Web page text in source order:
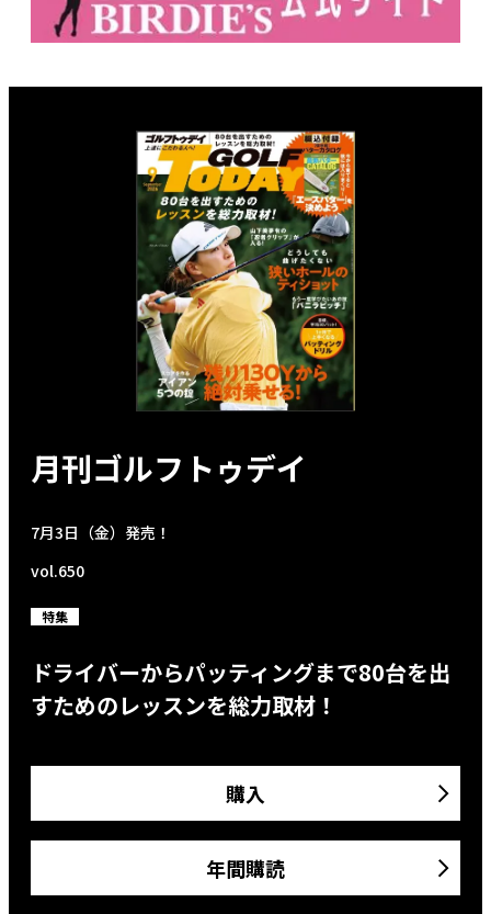
月刊ゴルフトゥデイ
7月3日（金）発売！
vol.650
特集
ドライバーからパッティングまで80台を出
すためのレッスンを総力取材！
購入
年間購読